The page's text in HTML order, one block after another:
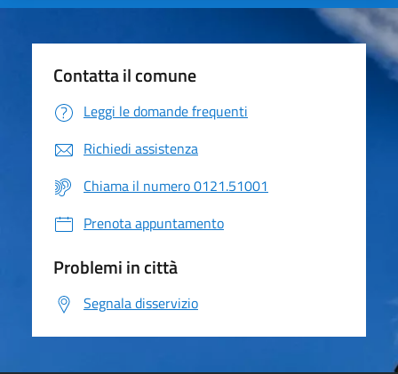
Contatta il comune
Leggi le domande frequenti
Richiedi assistenza
Chiama il numero 0121.51001
Prenota appuntamento
Problemi in città
Segnala disservizio